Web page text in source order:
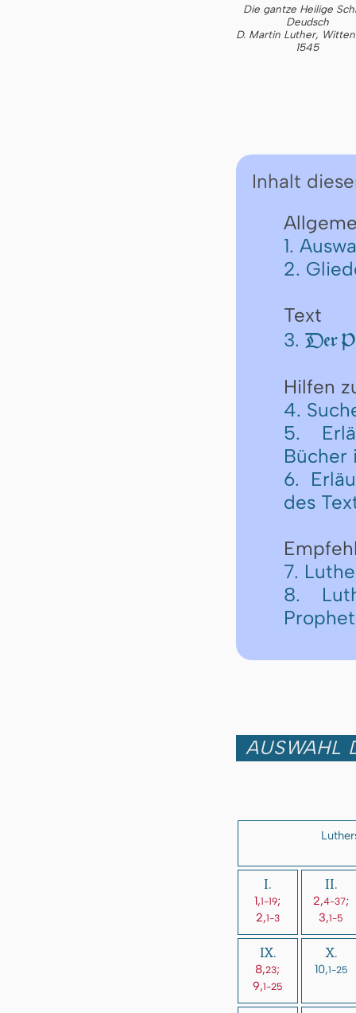
Die gantze Heilige
Deudsch
D. Martin Luther,
1545
Inhalt
1.
2.
Text
3. Der
Hilfen
4.
5.
Bücher
6.
des
7.
8.
AUSWAHL
I.
1,1-19;
2,1-3
II.
2,4-37;
3,1-5
IX.
8,23;
9,1-25
X.
10,1-25